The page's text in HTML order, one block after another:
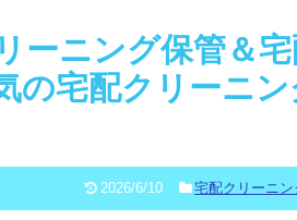
ーニング保管＆
の宅配クリーニ
2026/6/10 宅配クリーニン